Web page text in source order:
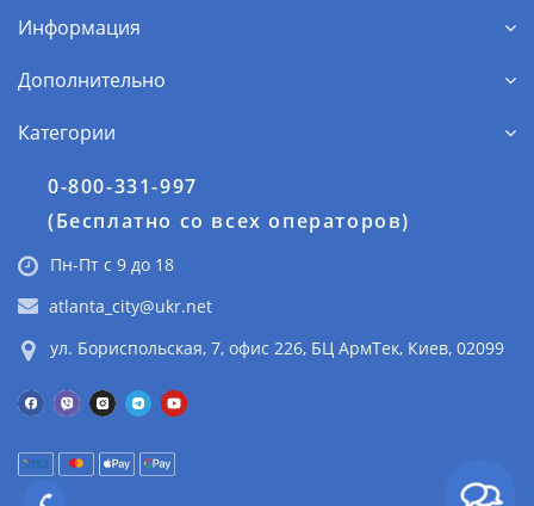
Информация
Дополнительно
Категории
0-800-331-997
(Бесплатно со всех операторов)
Пн-Пт с 9 до 18
atlanta_city@ukr.net
ул. Бориспольская, 7, офис 226, БЦ АрмТек, Киев, 02099